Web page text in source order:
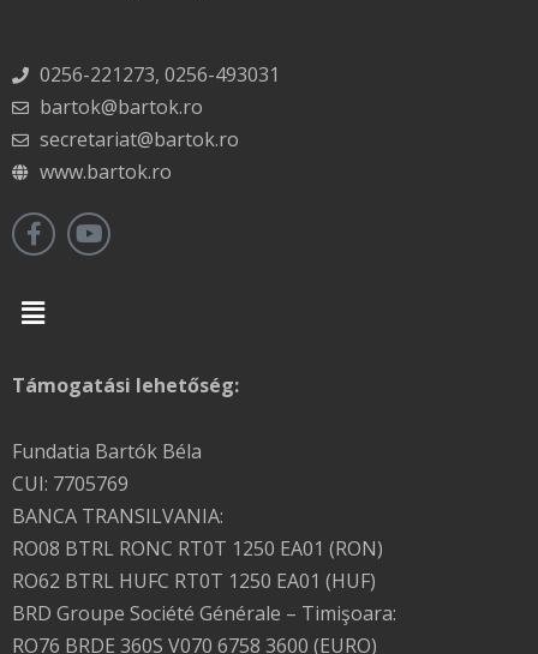
0256-221273, 0256-493031
bartok@bartok.ro
secretariat@bartok.ro
www.bartok.ro
Menu
Támogatási lehetőség:
Fundatia Bartók Béla
CUI: 7705769
BANCA TRANSILVANIA:
RO08 BTRL RONC RT0T 1250 EA01 (RON)
RO62 BTRL HUFC RT0T 1250 EA01 (HUF)
BRD Groupe Société Générale – Timişoara:
RO76 BRDE 360S V070 6758 3600 (EURO)